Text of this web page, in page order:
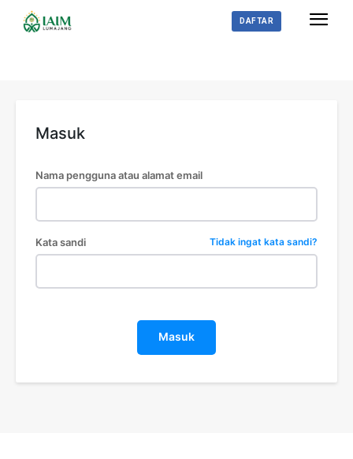
DAFTAR
Masuk
Nama pengguna atau alamat email
Kata sandi Tidak ingat kata sandi?
Masuk